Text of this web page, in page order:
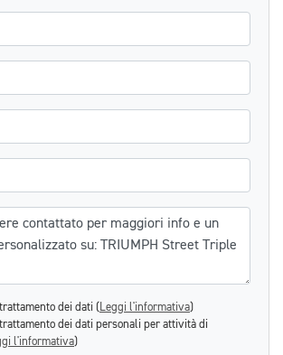
dei dati ( Leggi l'informativa)
dei dati personali per attività di
l'informativa)